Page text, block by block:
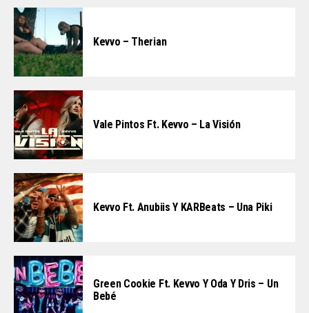
Kevvo – Therian
Vale Pintos Ft. Kevvo – La Visión
Kevvo Ft. Anubiis Y KARBeats – Una Piki
Green Cookie Ft. Kevvo Y Oda Y Dris – Un
Bebé